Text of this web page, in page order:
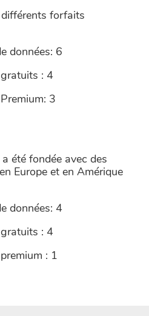
forfaits
données: 6
: 4
3
été fondée avec des
Europe et en Amérique
données: 4
: 4
: 1